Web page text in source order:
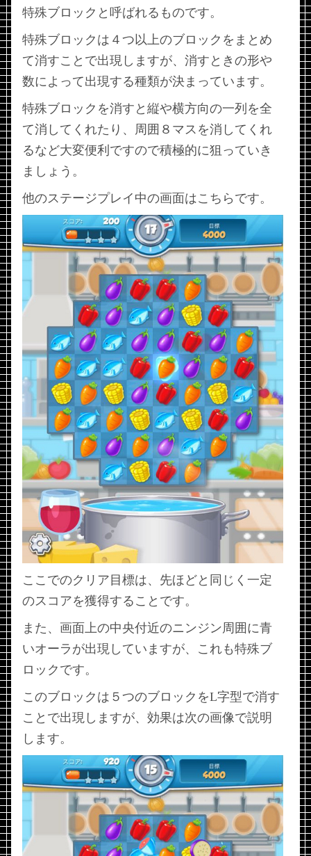
特殊ブロックと呼ばれるものです。
特殊ブロックは４つ以上のブロックをまとめ
て消すことで出現しますが、消すときの形や
数によって出現する種類が決まっています。
特殊ブロックを消すと縦や横方向の一列を全
て消してくれたり、周囲８マスを消してくれ
るなど大変便利ですので積極的に狙っていき
ましょう。
他のステージプレイ中の画面はこちらです。
ここでのクリア目標は、先ほどと同じく一定
のスコアを獲得することです。
また、画面上の中央付近のニンジン周囲に青
いオーラが出現していますが、これも特殊ブ
ロックです。
このブロックは５つのブロックをL字型で消す
ことで出現しますが、効果は次の画像で説明
します。